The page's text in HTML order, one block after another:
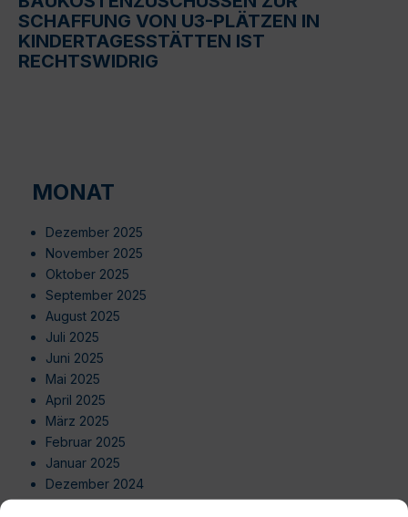
SCHAFFUNG VON U3-PLÄTZEN IN
KINDERTAGESSTÄTTEN IST
RECHTSWIDRIG
MONAT
Dezember 2025
November 2025
Oktober 2025
September 2025
August 2025
Juli 2025
Juni 2025
Mai 2025
April 2025
März 2025
Februar 2025
Januar 2025
Dezember 2024
November 2024